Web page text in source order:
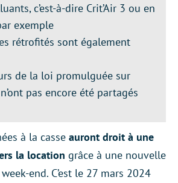
c’est-à-dire Crit’Air 3 ou en
exemple
rétrofités sont également
de la loi promulguée sur
pas encore été partagés
à la casse auront droit à une
la location grâce à une nouvelle
end. C’est le 27 mars 2024